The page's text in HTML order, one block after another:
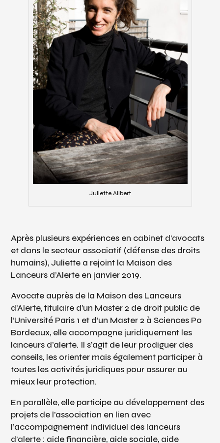
Juliette Alibert
Après plusieurs expériences en cabinet d’avocats
et dans le secteur associatif (défense des droits
humains), Juliette a rejoint la Maison des
Lanceurs d’Alerte en janvier 2019.
Avocate auprès de la Maison des Lanceurs
d’Alerte, titulaire d’un Master 2 de droit public de
l’Université Paris 1 et d’un Master 2 à Sciences Po
Bordeaux, elle accompagne juridiquement les
lanceurs d’alerte. Il s’agit de leur prodiguer des
conseils, les orienter mais également participer à
toutes les activités juridiques pour assurer au
mieux leur protection.
En parallèle, elle participe au développement des
projets de l’association en lien avec
l’accompagnement individuel des lanceurs
d’alerte : aide financière, aide sociale, aide